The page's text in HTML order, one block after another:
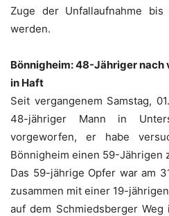
Zuge der Unfallaufnahme
werden.
Bönnigheim: 48-Jähriger
in Haft
Seit vergangenem Samstag,
48-jähriger Mann in
vorgeworfen, er habe
Bönnigheim einen 59-Jährigen
Das 59-jährige Opfer war am
zusammen mit einer 19-
auf dem Schmiedsberger